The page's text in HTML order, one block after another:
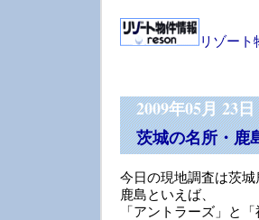
リゾート
2009年05月 23日
茨城の名所・鹿
今日の現地調査は茨城
鹿島といえば、
「アントラーズ」と